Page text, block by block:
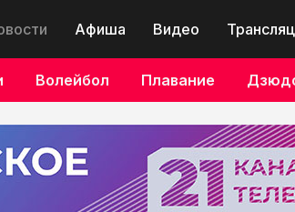
Афиша Видео
Волейбол Плавание